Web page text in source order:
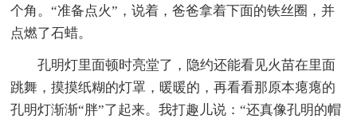
个角。“准备点火”，说着，爸爸拿着下面的铁丝圈，并
点燃了石蜡。
孔明灯里面顿时亮堂了，隐约还能看见火苗在里面
跳舞，摸摸纸糊的灯罩，暖暖的，再看看那原本瘪瘪的
孔明灯渐渐“胖”了起来。我打趣儿说：“还真像孔明的帽